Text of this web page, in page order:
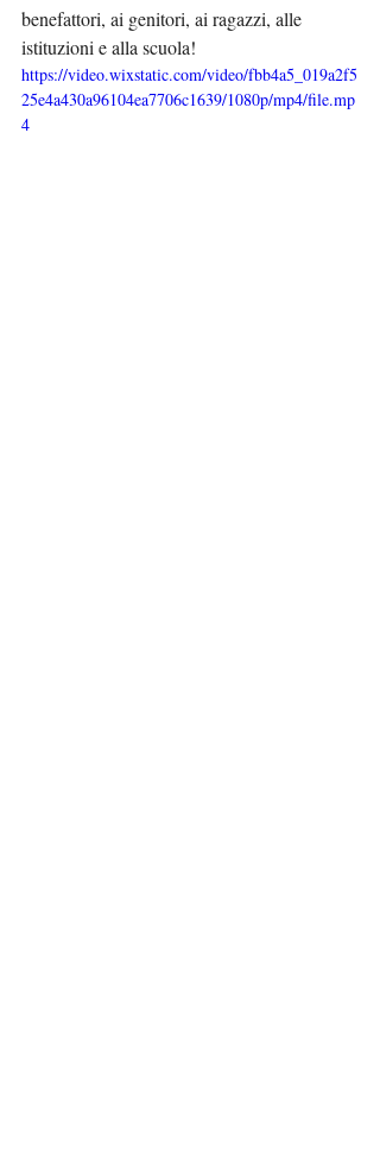
benefattori, ai genitori, ai ragazzi, alle
istituzioni e alla scuola!
https://video.wixstatic.com/video/fbb4a5_019a2f5
25e4a430a96104ea7706c1639/1080p/mp4/file.mp
4